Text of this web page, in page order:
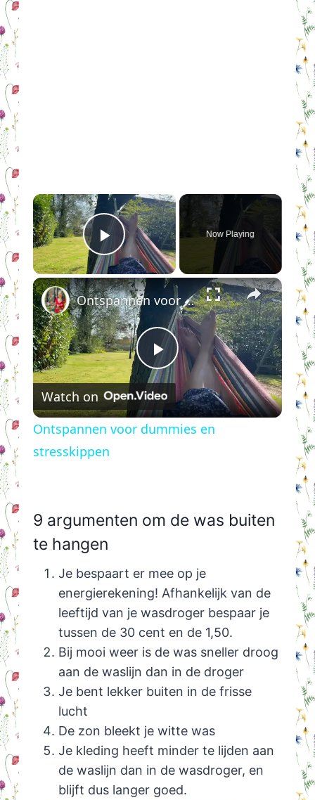
×
Play Video
Now Playing
×
Play
Video
Ontspannen voor dummies en stresskippen
Watch on
Ontspannen voor dummies en
stresskippen
9 argumenten om de was buiten
te hangen
Je bespaart er mee op je
energierekening! Afhankelijk van de
leeftijd van je wasdroger bespaar je
tussen de 30 cent en de 1,50.
Bij mooi weer is de was sneller droog
aan de waslijn dan in de droger
Je bent lekker buiten in de frisse
lucht
De zon bleekt je witte was
Je kleding heeft minder te lijden aan
de waslijn dan in de wasdroger, en
blijft dus langer goed.